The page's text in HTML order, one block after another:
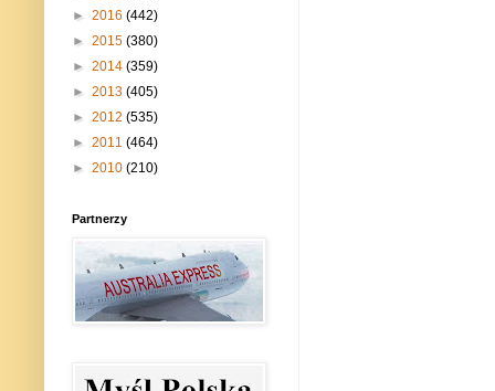
► 2016 (442)
► 2015 (380)
► 2014 (359)
► 2013 (405)
► 2012 (535)
► 2011 (464)
► 2010 (210)
Partnerzy